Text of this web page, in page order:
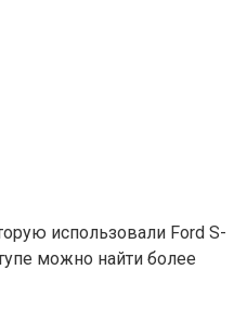
использовали Ford S-
можно найти более